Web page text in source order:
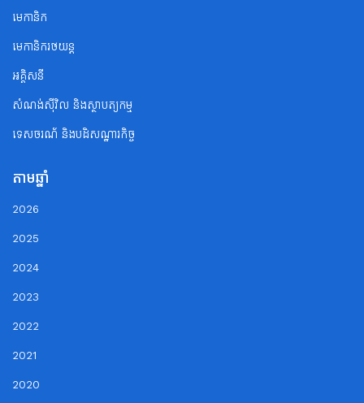
មេកានិក
មេកានិករថយន្ត
អគ្គិសនី
សំណង់ស៊ីវិល និងស្ថាបត្យកម្ម
ទេសចរណ័ និងបដិសណ្ឋារកិច្ច
តាមឆ្នាំ
2026
2025
2024
2023
2022
2021
2020